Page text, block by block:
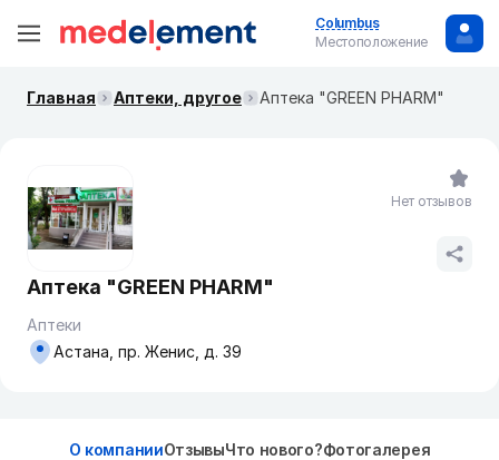
Columbus
Местоположение
Главная Аптеки, другое Аптека "GREEN PHARM"
Аптека "GREEN PHARM"
Аптеки
Астана, пр. Женис, д. 39
Нет отзывов
О компанииОтзывыЧто нового?Фотогалерея